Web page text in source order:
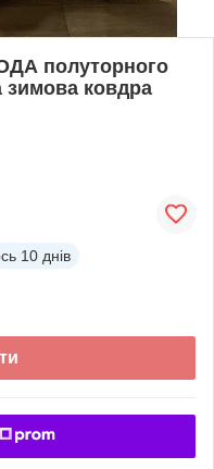
полуторного
зимова ковдра
10 днів